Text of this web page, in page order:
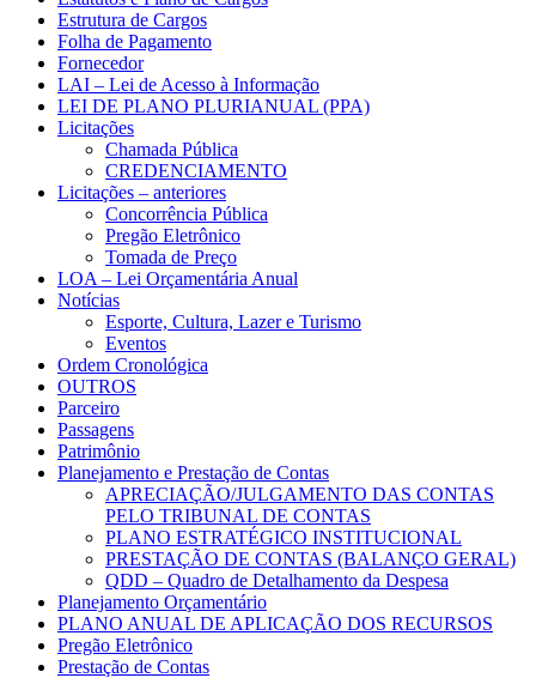
Estrutura de Cargos
Folha de Pagamento
Fornecedor
LAI – Lei de Acesso à Informação
LEI DE PLANO PLURIANUAL (PPA)
Licitações
Chamada Pública
CREDENCIAMENTO
Licitações – anteriores
Concorrência Pública
Pregão Eletrônico
Tomada de Preço
LOA – Lei Orçamentária Anual
Notícias
Esporte, Cultura, Lazer e Turismo
Eventos
Ordem Cronológica
OUTROS
Parceiro
Passagens
Patrimônio
Planejamento e Prestação de Contas
APRECIAÇÃO/JULGAMENTO DAS CONTAS
PELO TRIBUNAL DE CONTAS
PLANO ESTRATÉGICO INSTITUCIONAL
PRESTAÇÃO DE CONTAS (BALANÇO GERAL)
QDD – Quadro de Detalhamento da Despesa
Planejamento Orçamentário
PLANO ANUAL DE APLICAÇÃO DOS RECURSOS
Pregão Eletrônico
Prestação de Contas